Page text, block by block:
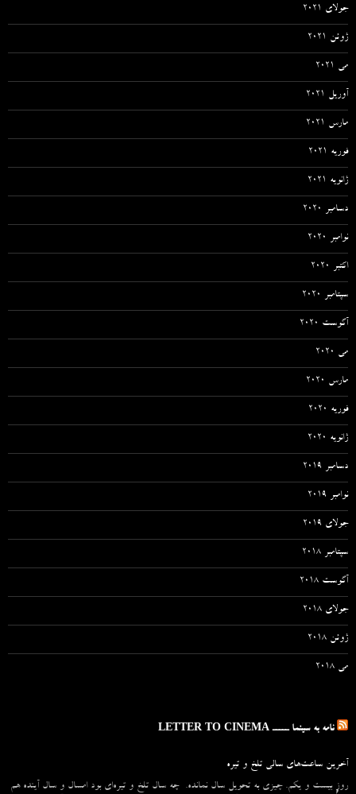
جولای 2021
ژوئن 2021
می 2021
آوریل 2021
مارس 2021
فوریه 2021
ژانویه 2021
دسامبر 2020
نوامبر 2020
اکتبر 2020
سپتامبر 2020
آگوست 2020
می 2020
مارس 2020
فوریه 2020
ژانویه 2020
دسامبر 2019
نوامبر 2019
جولای 2019
سپتامبر 2018
آگوست 2018
جولای 2018
ژوئن 2018
می 2018
نامه به سینما ـــــ LETTER TO CINEMA
آخرین ساعت‌های سالی تلخ و تیره
روزِ بیست و یکم. چیزی به تحویل سال نمانده. چه سال تلخ و تیره‌ای بود امسال و سال آینده هم